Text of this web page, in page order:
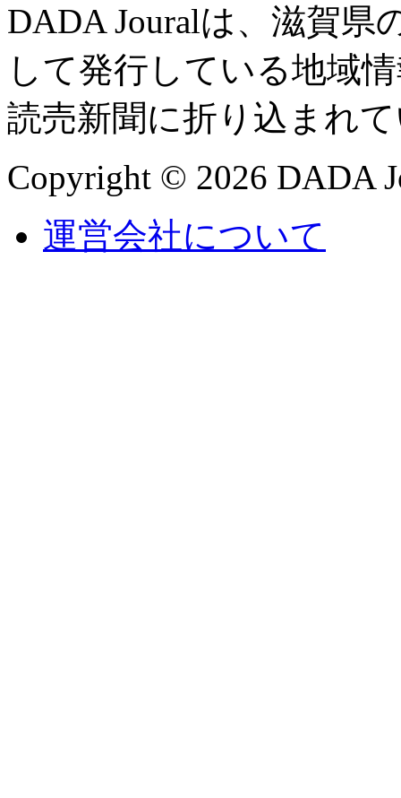
DADA Jouralは、滋賀県
して発行している地域
読売新聞に折り込まれ
Copyright © 2026 DADA
運営会社について